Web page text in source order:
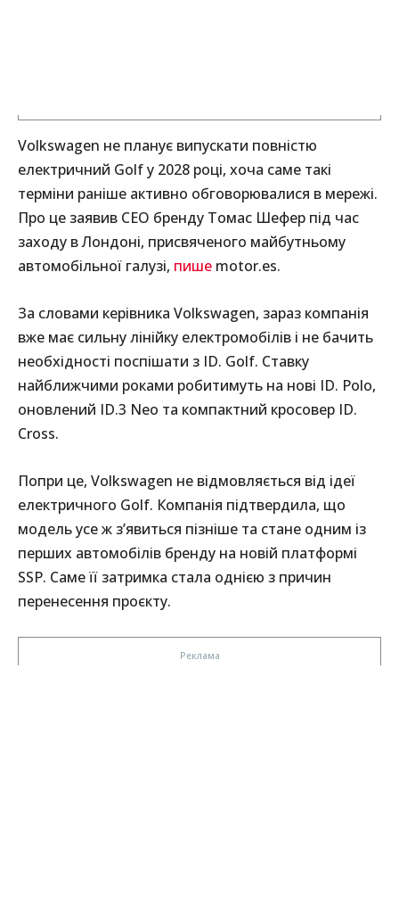
Volkswagen не планує випускати повністю
електричний Golf у 2028 році, хоча саме такі
терміни раніше активно обговорювалися в мережі.
Про це заявив CEO бренду Томас Шефер під час
заходу в Лондоні, присвяченого майбутньому
автомобільної галузі, пише motor.es.
За словами керівника Volkswagen, зараз компанія
вже має сильну лінійку електромобілів і не бачить
необхідності поспішати з ID. Golf. Ставку
найближчими роками робитимуть на нові ID. Polo,
оновлений ID.3 Neo та компактний кросовер ID.
Cross.
Попри це, Volkswagen не відмовляється від ідеї
електричного Golf. Компанія підтвердила, що
модель усе ж з’явиться пізніше та стане одним із
перших автомобілів бренду на новій платформі
SSP. Саме її затримка стала однією з причин
перенесення проєкту.